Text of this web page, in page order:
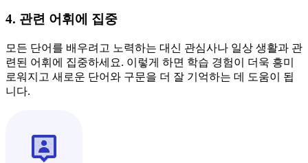
4. 관련 어휘에 집중
모든 단어를 배우려고 노력하는 대신 관심사나 일상 생활과 관
련된 어휘에 집중하세요. 이렇게 하면 학습 경험이 더욱 흥미
로워지고 새로운 단어와 구문을 더 잘 기억하는 데 도움이 됩
니다.